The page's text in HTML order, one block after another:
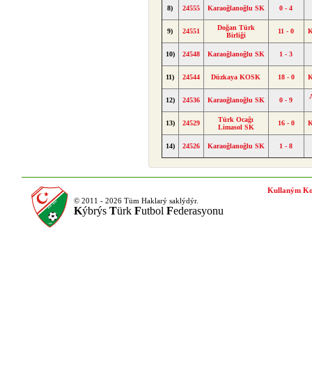
8) 24555 Karaoğlanoğlu SK 0 - 4
9) 24551
Doğan Türk
Birliği
11 - 0
10) 24548 Karaoğlanoğlu SK 1 - 3
11) 24544 Düzkaya KOSK 18 - 0
12) 24536 Karaoğlanoğlu SK 0 - 9
13) 24529
Türk Ocağı
Limasol SK
16 - 0
14) 24526 Karaoğlanoğlu SK 1 - 8
© 2011 - 2026 Tüm Haklarý saklýdýr.
Kýbrýs Türk Futbol Federasyonu
Kullaným